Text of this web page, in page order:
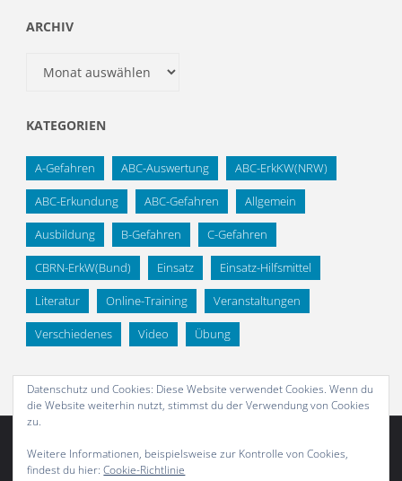
ARCHIV
KATEGORIEN
A-Gefahren ABC-Auswertung ABC-ErkKW(NRW)
ABC-Erkundung ABC-Gefahren Allgemein
Ausbildung B-Gefahren C-Gefahren
CBRN-ErkW(Bund) Einsatz Einsatz-Hilfsmittel
Literatur Online-Training Veranstaltungen
Verschiedenes Video Übung
Datenschutz und Cookies: Diese Website verwendet Cookies. Wenn du
die Website weiterhin nutzt, stimmst du der Verwendung von Cookies
zu.
Weitere Informationen, beispielsweise zur Kontrolle von Cookies,
findest du hier:Cookie-Richtlinie